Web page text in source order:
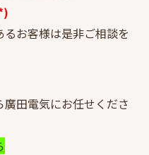
お客様は是非ご相談を
田電気にお任せくださ